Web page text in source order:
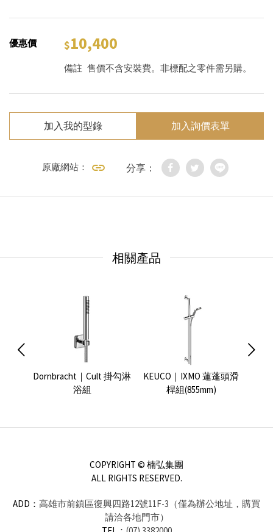
優惠價 10,400
備註 售價不含安裝費。非標配之零件需另購。
加入我的型錄 加入詢價表單
原廠網站： 分享：
相關產品
Dornbracht｜Cult 掛勾淋
浴組
KEUCO｜IXMO 蓮蓬頭滑
桿組(855mm)
COPYRIGHT © 楠弘集團
ALL RIGHTS RESERVED.
ADD： 高雄市前鎮區復興四路12號11F-3（僅為辦公地址，購買
請洽各地門市）